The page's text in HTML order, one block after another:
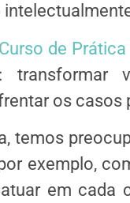
Curso de
os casos
temos
exemplo,
em cada